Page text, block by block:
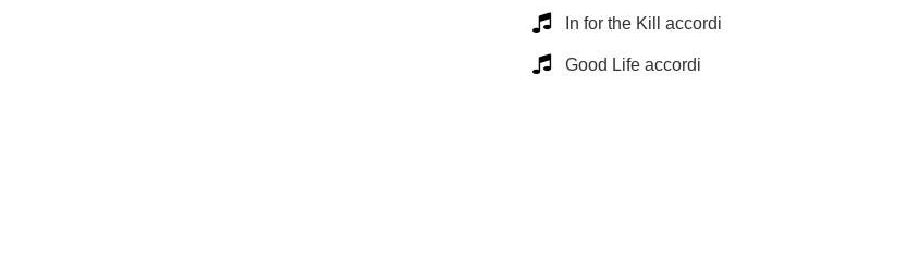
In for the Kill accordi
Good Life accordi